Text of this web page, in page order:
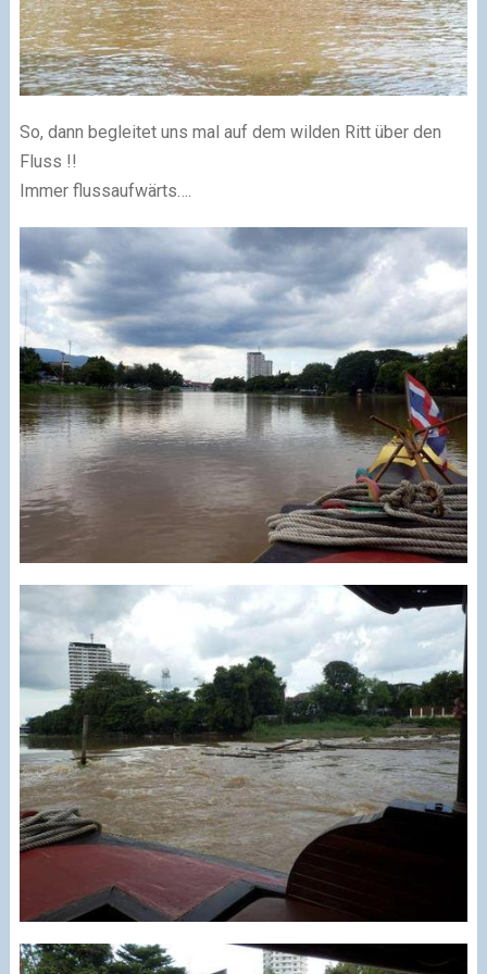
So, dann begleitet uns mal auf dem wilden Ritt über den
Fluss !!
Immer flussaufwärts….